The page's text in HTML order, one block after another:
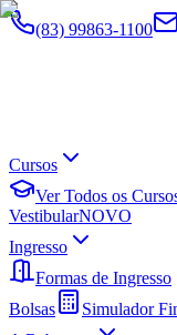
(83) 99863-1100
Cursos
Ver Todos os
VestibularNOVO
Ingresso
Formas de Ingresso
Bolsas
Simulador